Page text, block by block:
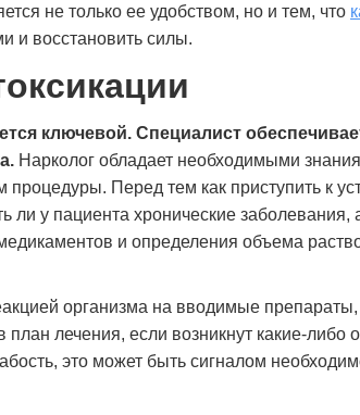
не только ее удобством, но и тем, что
и восстановить силы.
ключевой. Специалист
Нарколог обладает необходимыми
Перед тем как приступить к
ли у пациента хронические заболевания,
и определения объема
организма на вводимые препараты,
лечения, если возникнут какие-либо
это может быть сигналом